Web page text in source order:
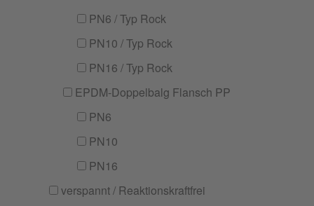
PN6 / Typ Rock
PN10 / Typ Rock
PN16 / Typ Rock
EPDM-Doppelbalg Flansch PP
PN6
PN10
PN16
verspannt / Reaktionskraftfrei